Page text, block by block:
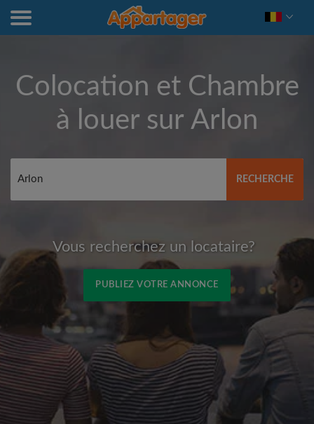
Colocation et Chambre
à louer sur Arlon
RECHERCHE
Vous recherchez un locataire?
PUBLIEZ VOTRE ANNONCE
Nous ne publierons jamais sur votre page sans
votre accord
OU